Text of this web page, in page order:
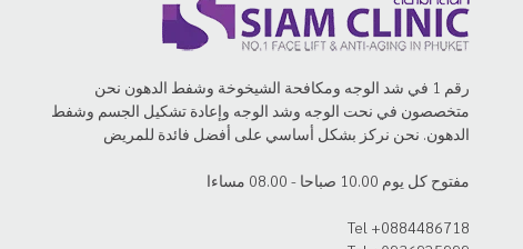
رقم 1 في شد الوجه ومكافحة الشيخوخة وشفط الدهون نحن
متخصصون في نحت الوجه وشد الوجه وإعادة تشكيل الجسم وشفط
الدهون. نحن نركز بشكل أساسي على أفضل فائدة للمريض
مفتوح كل يوم 10.00 صباحا - 08.00 مساءا
Tel +0884486718